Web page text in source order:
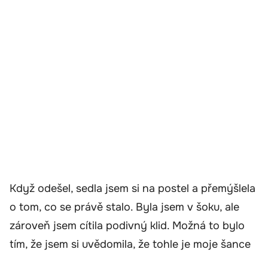
Když odešel, sedla jsem si na postel a přemýšlela
o tom, co se právě stalo. Byla jsem v šoku, ale
zároveň jsem cítila podivný klid. Možná to bylo
tím, že jsem si uvědomila, že tohle je moje šance